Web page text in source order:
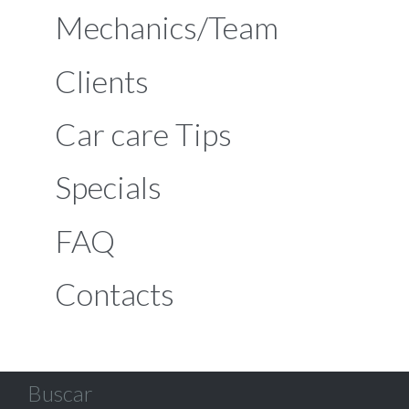
Mechanics/Team
Clients
Car care Tips
Specials
FAQ
Contacts
Buscar